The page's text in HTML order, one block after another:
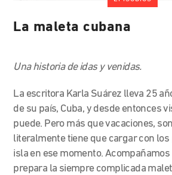
La maleta cubana
Una historia de idas y venidas.
La escritora Karla Suárez lleva 25
de su país, Cuba, y desde entonces
puede. Pero más que vacaciones,
literalmente tiene que cargar con los
isla en ese momento.
prepara la siempre complicada